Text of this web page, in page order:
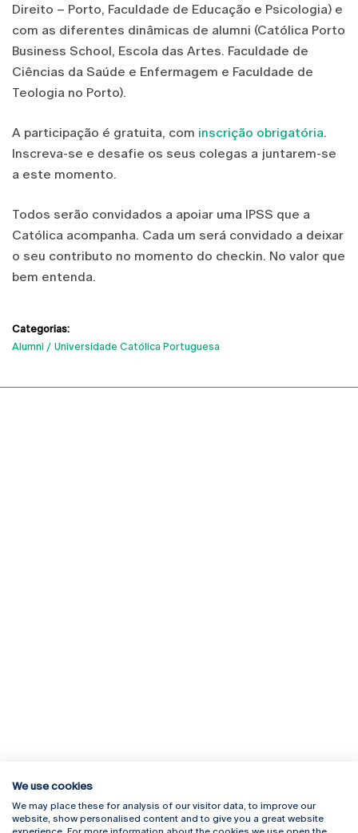
Direito – Porto, Faculdade de Educação e Psicologia) e
com as diferentes dinâmicas de alumni (Católica Porto
Business School, Escola das Artes. Faculdade de
Ciências da Saúde e Enfermagem e Faculdade de
Teologia no Porto).
A participação é gratuita, com inscrição obrigatória.
Inscreva-se e desafie os seus colegas a juntarem-se
a este momento.
Todos serão convidados a apoiar uma IPSS que a
Católica acompanha. Cada um será convidado a deixar
o seu contributo no momento do checkin. No valor que
bem entenda.
Categorias:
Alumni
Universidade Católica Portuguesa
Rua Diogo Botelho 1327
4169-005 Porto
Campus Online
Webmail
We use cookies
We may place these for analysis of our visitor data, to improve our
website, show personalised content and to give you a great website